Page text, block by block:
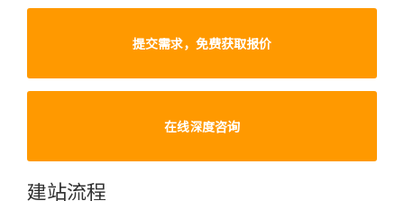
提交需求，免费获取报价
在线深度咨询
建站流程